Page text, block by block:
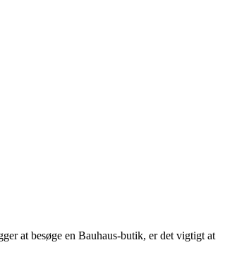
at besøge en Bauhaus-butik, er det vigtigt at